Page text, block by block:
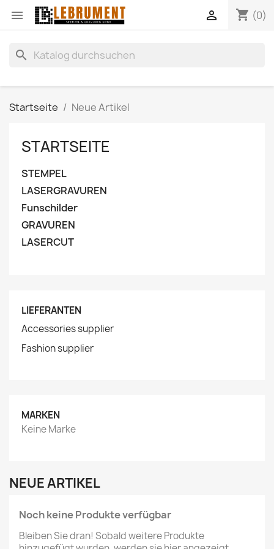
 shopping_cart (0)

search
Startseite Neue Artikel
STARTSEITE
STEMPEL
LASERGRAVUREN
Funschilder
GRAVUREN
LASERCUT
LIEFERANTEN
Accessories supplier
Fashion supplier
MARKEN
Keine Marke
NEUE ARTIKEL
Noch keine Produkte verfügbar
Bleiben Sie dran! Sobald weitere Produkte